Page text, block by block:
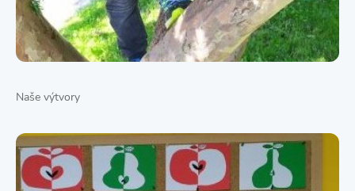
Naše výtvory